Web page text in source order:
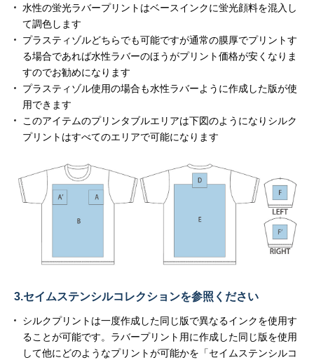
水性の蛍光ラバープリントはベースインクに蛍光顔料を混入し
て調色します
プラスティゾルどちらでも可能ですが通常の膜厚でプリントす
る場合であれば水性ラバーのほうがプリント価格が安くなりま
すのでお勧めになります
プラスティゾル使用の場合も水性ラバーように作成した版が使
用できます
このアイテムのプリンタブルエリアは下図のようになりシルク
プリントはすべてのエリアで可能になります
3.セイムステンシルコレクションを参照ください
シルクプリントは一度作成した同じ版で異なるインクを使用す
ることが可能です。ラバープリント用に作成した同じ版を使用
して他にどのようなプリントが可能かを「セイムステンシルコ